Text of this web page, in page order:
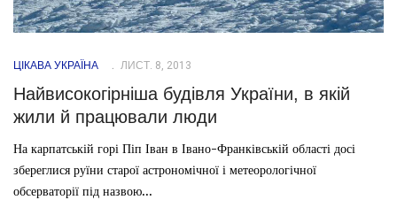
ЦІКАВА УКРАЇНА ЛИСТ. 8, 2013
Найвисокогірніша будівля України, в якій
жили й працювали люди
На карпатській горі Піп Іван в Івано-Франківській області досі
збереглися руїни старої астрономічної і метеорологічної
обсерваторії під назвою...